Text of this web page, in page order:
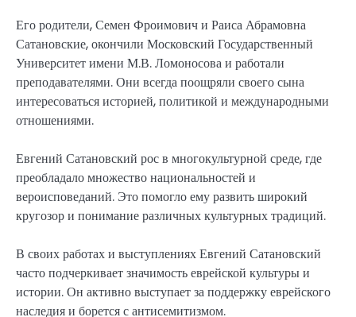
Его родители, Семен Фроимович и Раиса Абрамовна
Сатановские, окончили Московский Государственный
Университет имени М.В. Ломоносова и работали
преподавателями. Они всегда поощряли своего сына
интересоваться историей, политикой и международными
отношениями.
Евгений Сатановский рос в многокультурной среде, где
преобладало множество национальностей и
вероисповеданий. Это помогло ему развить широкий
кругозор и понимание различных культурных традиций.
В своих работах и выступлениях Евгений Сатановский
часто подчеркивает значимость еврейской культуры и
истории. Он активно выступает за поддержку еврейского
наследия и борется с антисемитизмом.